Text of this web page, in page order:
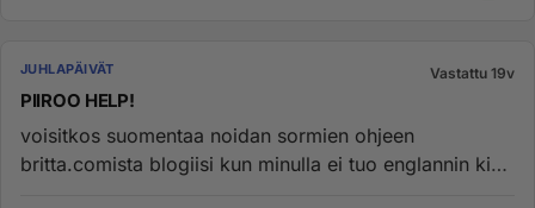
JUHLAPÄIVÄT Vastattu 19v
PIIROO HELP!
voisitkos suomentaa noidan sormien ohjeen
britta.comista blogiisi kun minulla ei tuo englannin kieli